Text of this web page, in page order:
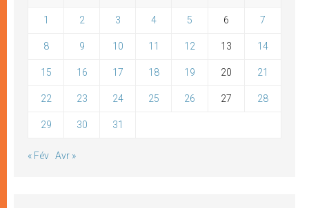
1 2 3 4 5 6 7
8 9 10 11 12 13 14
15 16 17 18 19 20 21
22 23 24 25 26 27 28
29 30 31
« Fév Avr »